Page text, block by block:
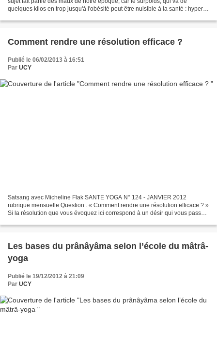
quelques kilos en trop jusqu'à l'obésité peut être nuisible à la santé : hyper-
Comment rendre une résolution efficace ?
Publié le 06/02/2013 à 16:51
Par UCY
Satsang avec Micheline Flak SANTE YOGA N° 124 - JANVIER 2012
rubrique mensuelle Question : « Comment rendre une résolution efficace ? »
Si la résolution que vous évoquez ici correspond à un désir qui vous passe
Les bases du prânâyâma selon l’école du mâtrâ-
yoga
Publié le 19/12/2012 à 21:09
Par UCY